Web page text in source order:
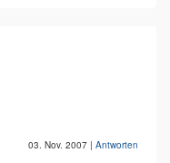
03. Nov. 2007 | Antworten